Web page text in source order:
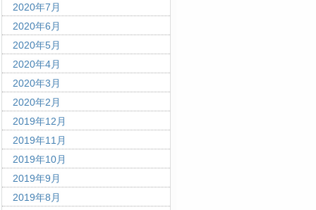
2020年7月
2020年6月
2020年5月
2020年4月
2020年3月
2020年2月
2019年12月
2019年11月
2019年10月
2019年9月
2019年8月